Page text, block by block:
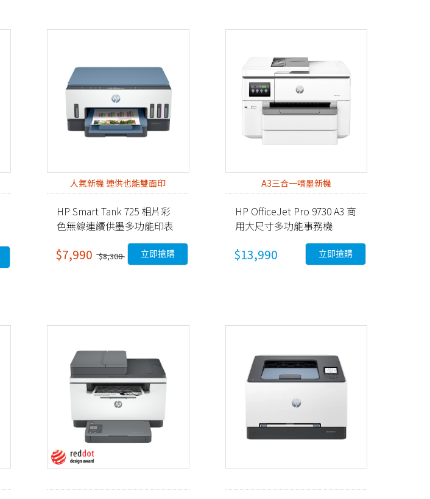
人氣新機 連供也能雙面印
HP Smart Tank 725 相片彩
色無線連續供墨多功能印表
$7,990 $8,300 立即搶購
A3三合一噴墨新機
HP OfficeJet Pro 9730 A3 商
用大尺寸多功能事務機
$13,990 立即搶購